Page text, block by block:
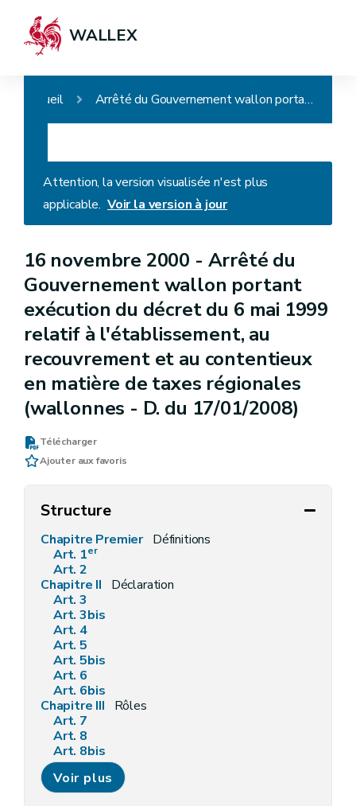
WALLEX
Accueil Arrêté du Gouvernement wallon portant exécution du décret du 6 mai 1999 relatif à l'établissement, au recouvrement et au contentieux en matière de taxes régionales (wallonnes - D. du 17/01/2008)
Attention, la version visualisée n'est plus
applicable. Voir la version à jour
16 novembre 2000 - Arrêté du
Gouvernement wallon portant
exécution du décret du 6 mai 1999
relatif à l'établissement, au
recouvrement et au contentieux
en matière de taxes régionales
(wallonnes - D. du 17/01/2008)
Télécharger
Ajouter aux favoris
Structure
Chapitre Premier Définitions
Art. 1er
Art.2
Chapitre II
Déclaration
Art. 3
Art. 3bis
Art. 4
Art. 5
Art. 5bis
Art. 6
Art. 6bis
Chapitre III
Rôles
Art. 7
Art. 8
Art. 8bis
Chapitre IV Voies de recours
Art. 9
Chapitre V Intérêts
Voir plus